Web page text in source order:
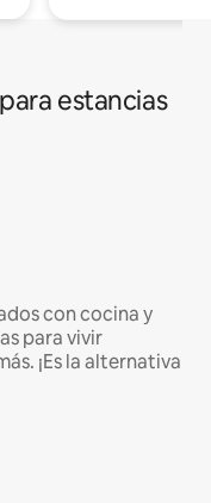
estancias
con cocina y
para vivir
¡Es la alternativa